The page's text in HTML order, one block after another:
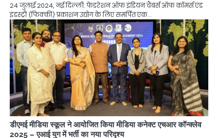
24 जुलाई 2024, नई दिल्ली: फेडरेशन ऑफ इंडियन चैंबर्स ऑफ कॉमर्स एंड
इंडस्ट्री (फिक्की) प्रकाशन उद्योग के लिए समर्पित एक…
डीएमई मीडिया स्कूल ने आयोजित किया मीडिया कनेक्ट एचआर कॉन्क्लेव
2025 – एआई युग में भर्ती का नया परिदृश्य